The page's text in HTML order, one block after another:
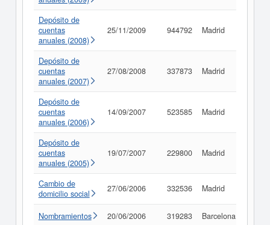
Depósito de
cuentas
anuales (2008)
25/11/2009 944792 Madrid
Depósito de
cuentas
anuales (2007)
27/08/2008 337873 Madrid
Depósito de
cuentas
anuales (2006)
14/09/2007 523585 Madrid
Depósito de
cuentas
anuales (2005)
19/07/2007 229800 Madrid
Cambio de
domicilio social
27/06/2006 332536 Madrid
Nombramientos 20/06/2006 319283 Barcelona